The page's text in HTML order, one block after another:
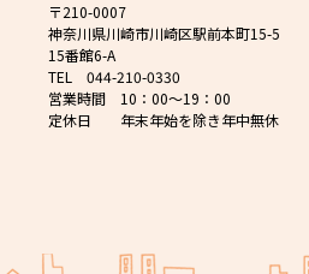
〒210-0007
神奈川県川崎市川崎区駅前本町15-5
15番館6-A
TEL 044-210-0330
営業時間 10：00～19：00
定休日 年末年始を除き年中無休